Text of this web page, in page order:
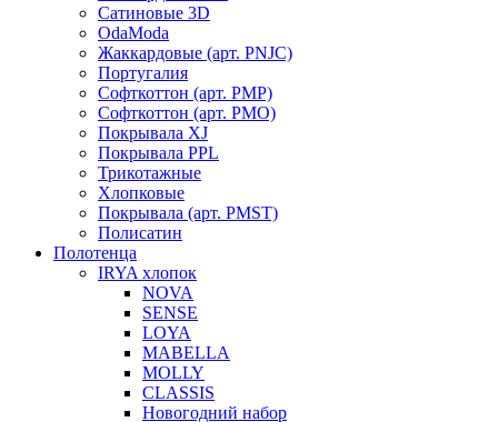
Сатиновые 3D
OdaModa
Жаккардовые (арт. PNJC)
Португалия
Софткоттон (арт. PMP)
Софткоттон (арт. PMO)
Покрывала XJ
Покрывала PPL
Трикотажные
Хлопковые
Покрывала (арт. PMST)
Полисатин
Полотенца
IRYA хлопок
NOVA
SENSE
LOYA
MABELLA
MOLLY
CLASSIS
Новогодний набор